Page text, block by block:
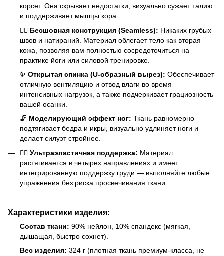
корсет. Она скрывает недостатки, визуально сужает талию
и поддерживает мышцы кора.
🧘‍♀️ Бесшовная конструкция (Seamless): Никаких грубых
швов и натираний. Материал облегает тело как вторая
кожа, позволяя вам полностью сосредоточиться на
практике йоги или силовой тренировке.
✨ Открытая спинка (U-образный вырез): Обеспечивает
отличную вентиляцию и отвод влаги во время
интенсивных нагрузок, а также подчеркивает грациозность
вашей осанки.
🦵 Моделирующий эффект ног: Ткань равномерно
подтягивает бедра и икры, визуально удлиняет ноги и
делает силуэт стройнее.
🤸‍♀️ Ультраэластичная поддержка: Материал
растягивается в четырех направлениях и имеет
интегрированную поддержку груди — выполняйте любые
упражнения без риска просвечивания ткани.
Характеристики изделия:
Состав ткани: 90% нейлон, 10% спандекс (мягкая,
дышащая, быстро сохнет).
Вес изделия: 324 г (плотная ткань премиум-класса, не